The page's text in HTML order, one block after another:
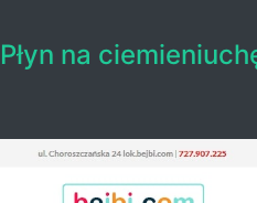
Płyn na